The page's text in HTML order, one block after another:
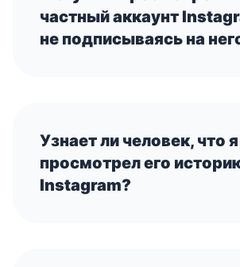
частный аккаунт
не подписываясь на
Узнает ли человек, что я
просмотрел его
Instagram?